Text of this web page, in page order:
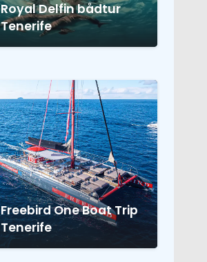
Royal Delfin bådtur
Tenerife
Freebird One Boat Trip
Tenerife